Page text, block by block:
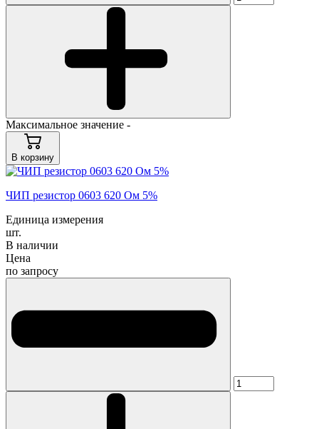
Максимальное значение -
В корзину
ЧИП резистор 0603 620 Ом 5%
Единица измерения
шт.
В наличии
Цена
по запросу